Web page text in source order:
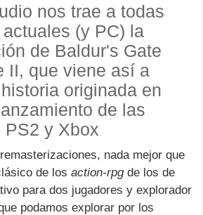
nos trae a todas
(y PC) la
de Baldur's Gate
II, que viene así a
originada en
de las
y Xbox
nada mejor que
de los action-rpgde los de
para dos jugadores y explorador
podamos explorar por los